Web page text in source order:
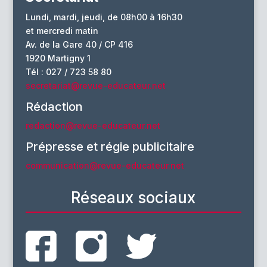
Lundi, mardi, jeudi, de 08h00 à 16h30
et mercredi matin
Av. de la Gare 40 / CP 416
1920 Martigny 1
Tél : 027 / 723 58 80
secretariat@revue-educateur.net
Rédaction
redaction@revue-educateur.net
Prépresse et régie publicitaire
communication@revue-educateur.net
Réseaux sociaux